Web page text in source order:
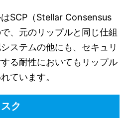
SCP（Stellar Consensus
、元のリップルと同じ仕組
ステムの他にも、セキュリ
る耐性においてもリップル
ています。
ク